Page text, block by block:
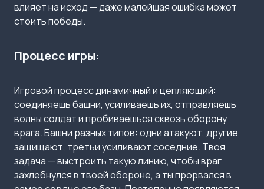
влияет на исход — даже малейшая ошибка может
стоить победы.
Процесс игры:
Игровой процесс динамичный и цепляющий:
соединяешь башни, усиливаешь их, отправляешь
волны солдат и пробиваешься сквозь оборону
врага. Башни разных типов: одни атакуют, другие
защищают, третьи усиливают соседние. Твоя
задача — выстроить такую линию, чтобы враг
захлебнулся в твоей обороне, а ты прорвался в